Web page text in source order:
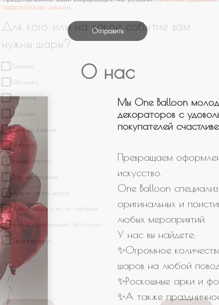
Мужчине
Девушке
День рождения
Выписка
Гендер патти
Для настроения
Нужна связка шаров
Нужны шары с мульт героями
Нужно оформление/фотозона
Свой вариант
← Назад
персональных данных
Отправить
О нас
Мы One Balloon
декораторов с
покупателей
Превращаем
искусство.
One Balloon
оригинальных и
любых мероприятий.
У нас вы найдете:
✨Огромное
шаров на любой
✨Роскошные арки и
✨А также